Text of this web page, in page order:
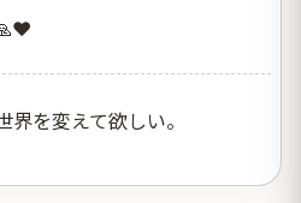
を変えて欲しい。